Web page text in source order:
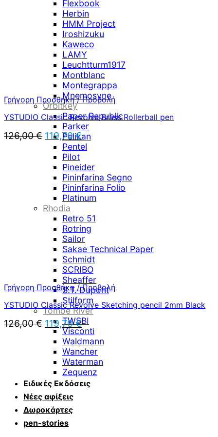
Flexbook
Herbin
HMM Project
Iroshizuku
Kaweco
LAMY
Leuchtturm1917
Montblanc
Montegrappa
Mnemosyne
Orbitkey
Paper Republic
Parker
Pelikan
Pentel
Pilot
Pineider
Pininfarina Segno
Pininfarina Folio
Platinum
Rhodia
Retro 51
Rotring
Sailor
Sakae Technical Paper
Schmidt
SCRIBO
Sheaffer
S.T. Dupont
Stilform
Tomoe River
TWSBI
Visconti
Waldmann
Wancher
Waterman
Zequenz
Ειδικές Εκδόσεις
Νέες αφίξεις
Δωροκάρτες
pen-stories
Γρήγορη Προσθήκη / Προβολή
YSTUDIO Classic Revolve Brass Rollerball pen
126,00€ Original
price
was:
126,00 €.
119,70€Η
τρέχουσα
τιμή
είναι:
119,70 €.
Γρήγορη Προσθήκη / Προβολή
YSTUDIO Classic Revolve Sketching pencil 2mm Black
126,00€ Original
price
was:
126,00 €.
119,70€Η
τρέχουσα
τιμή
είναι:
119,70 €.